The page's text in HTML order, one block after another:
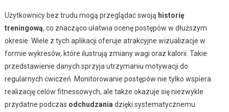
Użytkownicy bez trudu mogą przeglądać swoją historię
treningową, co znacząco ułatwia ocenę postępów w dłuższym
okresie. Wiele z tych aplikacji oferuje atrakcyjne wizualizacje w
formie wykresów, które ilustrują zmiany wagi oraz kalorii. Takie
przedstawienie danych sprzyja utrzymaniu motywacji do
regularnych ćwiczeń. Monitorowanie postępów nie tylko wspiera
realizację celów fitnessowych, ale także okazuje się niezwykle
przydatne podczas odchudzania dzięki systematycznemu